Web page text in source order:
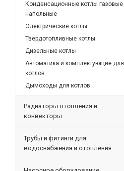
Конденсационные котлы газовые
напольные
Электрические котлы
Твердотопливные котлы
Дизельные котлы
Автоматика и комплектующие для
котлов
Дымоходы для котлов
Радиаторы отопления и
конвекторы
Трубы и фитинги для
водоснабжения и отопления